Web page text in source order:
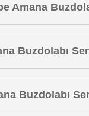
Amana
Buzdolabı
Buzdolabı